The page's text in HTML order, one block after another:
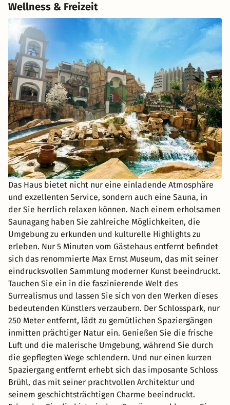
Wellness & Freizeit
Das Haus bietet nicht nur eine einladende Atmosphäre
und exzellenten Service, sondern auch eine Sauna, in
der Sie herrlich relaxen können. Nach einem erholsamen
Saunagang haben Sie zahlreiche Möglichkeiten, die
Umgebung zu erkunden und kulturelle Highlights zu
erleben. Nur 5 Minuten vom Gästehaus entfernt befindet
sich das renommierte Max Ernst Museum, das mit seiner
eindrucksvollen Sammlung moderner Kunst beeindruckt.
Tauchen Sie ein in die faszinierende Welt des
Surrealismus und lassen Sie sich von den Werken dieses
bedeutenden Künstlers verzaubern. Der Schlosspark, nur
250 Meter entfernt, lädt zu gemütlichen Spaziergängen
inmitten prächtiger Natur ein. Genießen Sie die frische
Luft und die malerische Umgebung, während Sie durch
die gepflegten Wege schlendern. Und nur einen kurzen
Spaziergang entfernt erhebt sich das imposante Schloss
Brühl, das mit seiner prachtvollen Architektur und
seinem geschichtsträchtigen Charme beeindruckt.